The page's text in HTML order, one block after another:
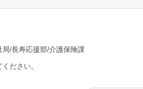
/長寿応援部/介護保険課
ださい。